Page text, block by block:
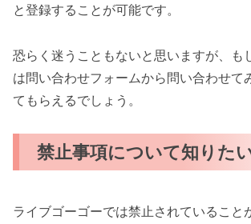
と登録することが可能です。
恐らく迷うこともないと思いますが、も
は問い合わせフォームから問い合わせて
てもらえるでしょう。
禁止事項について知りた
ライブゴーゴーでは禁止されていること